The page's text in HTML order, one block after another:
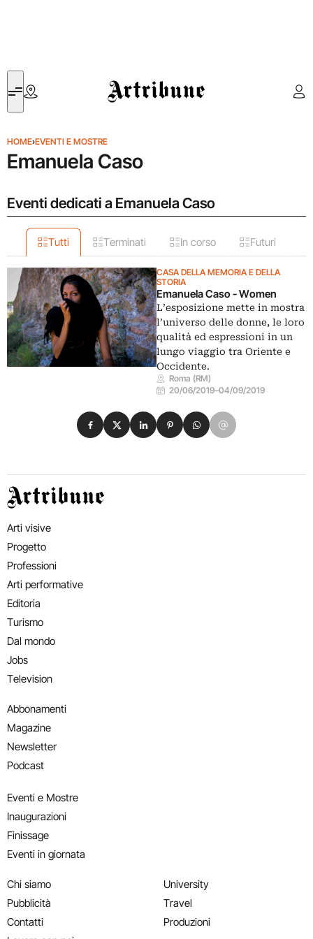
Artribune
HOME›EVENTI E MOSTRE
Emanuela Caso
Eventi dedicati a Emanuela Caso
Tutti Terminati In corso Futuri
CASA DELLA MEMORIA E DELLA
STORIA
Emanuela Caso - Women
L’esposizione mette in mostra
l’universo delle donne, le loro
qualità ed espressioni in un
lungo viaggio tra Oriente e
Occidente.
Roma (RM)
20/06/2019–04/09/2019
Condividi su Facebook
Condividi su X
Condividi su LinkedIn
Condividi su Pinterest
Condividi su WhatsApp
Condividi su Email
Artribune
Arti visive
Progetto
Professioni
Arti performative
Editoria
Turismo
Dal mondo
Jobs
Television
Abbonamenti
Magazine
Newsletter
Podcast
Eventi e Mostre
Inaugurazioni
Finissage
Eventi in giornata
Chi siamo
Pubblicità
Contatti
University
Travel
Produzioni